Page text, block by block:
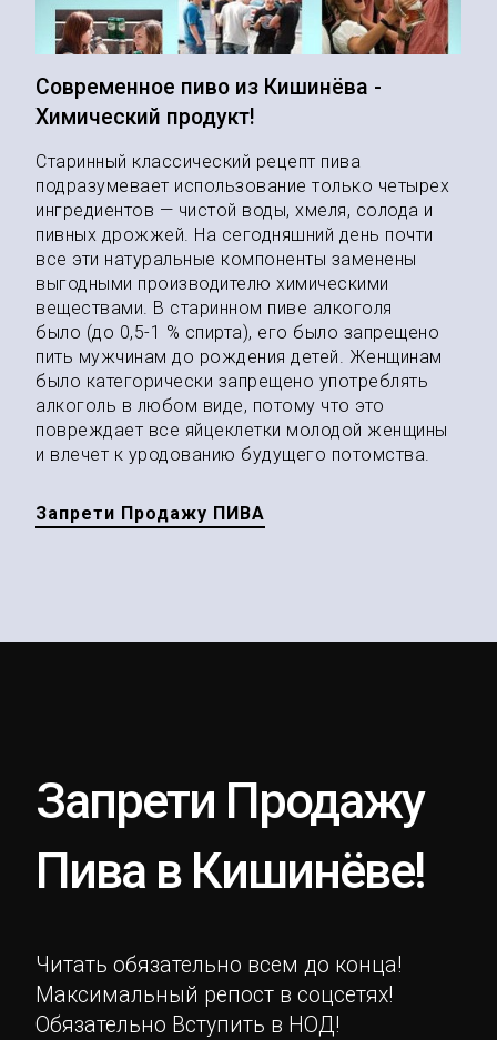
Современное пиво из Кишинёва -
Химический продукт!
Старинный классический рецепт пива
подразумевает использование только четырех
ингредиентов — чистой воды, хмеля, солода и
пивных дрожжей. На сегодняшний день почти
все эти натуральные компоненты заменены
выгодными производителю химическими
веществами. В старинном пиве алкоголя
было (до 0,5-1 % спирта), его было запрещено
пить мужчинам до рождения детей. Женщинам
было категорически запрещено употреблять
алкоголь в любом виде, потому что это
повреждает все яйцеклетки молодой женщины
и влечет к уродованию будущего потомства.
Запрети Продажу ПИВА
Запрети Продажу
Пива в Кишинёве!
Читать обязательно всем до конца!
Максимальный репост в соцсетях!
Обязательно Вступить в НОД!